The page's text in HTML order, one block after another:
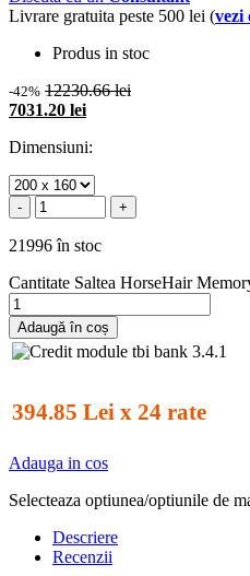
Livrare gratuita peste 500 lei (vezi
Produs in stoc
-42% 12230.66 lei
7031.20 lei
Dimensiuni:
- +
21996 în stoc
Cantitate Saltea HorseHair
Adaugă în coș
394.85 Lei x 24 rate
Adauga in cos
Selecteaza optiunea/optiunile de
Descriere
Recenzii